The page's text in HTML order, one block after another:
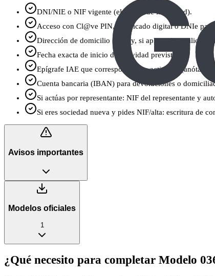
DNI/NIE o NIF vigente (el tuyo o de la entidad).
Acceso con Cl@ve PIN, certificado digital o DNIe
Dirección de domicilio fiscal y, si aplica, domicilio de
Fecha exacta de inicio de actividad prevista.
Epígrafe IAE que corresponde a tu actividad (anótalo
Cuenta bancaria (IBAN) para devoluciones o
Si actúas por representante: NIF del representante y
Si eres sociedad nueva y pides NIF/alta: escritura de
Avisos importantes
Modelos oficiales
1
¿Qué necesito para completar Modelo